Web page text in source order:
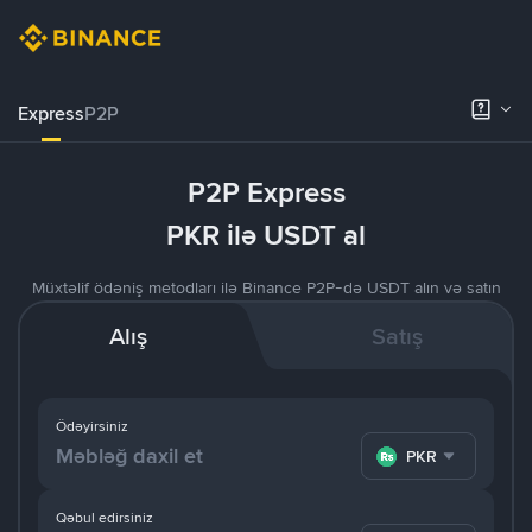
ExpressP2P
P2P Express
PKR ilə USDT al
Müxtəlif ödəniş metodları ilə Binance P2P-də USDT alın və satın
Alış Satış
Ödəyirsiniz
PKR
Qəbul edirsiniz